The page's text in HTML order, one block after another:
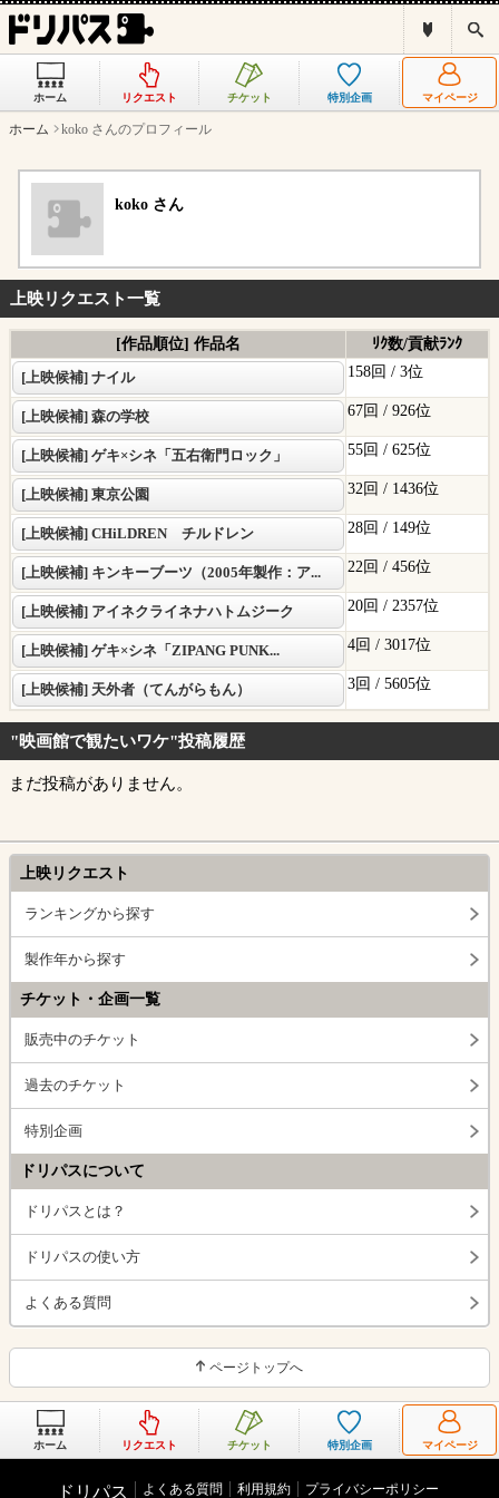
リ
ス
と
索
ホーム リクエスト チケット 特別企画 マイページ
ホーム koko さんのプロフィール
koko さん
上映リクエスト一覧
[作品順位] 作品名
ﾘｸ数/貢献ﾗﾝｸ
[上映候補] ナイル
158回 / 3位
[上映候補] 森の学校 67回 / 926位
[上映候補] ゲキ×シネ「五右衛門ロック」 55回 / 625位
[上映候補] 東京公園 32回 / 1436位
[上映候補] CHiLDREN チルドレン 28回 / 149位
[上映候補] キンキーブーツ（2005年製作：ア... 22回 / 456位
[上映候補] アイネクライネナハトムジーク 20回 / 2357位
[上映候補] ゲキ×シネ「ZIPANG PUNK... 4回 / 3017位
[上映候補] 天外者（てんがらもん） 3回 / 5605位
"映画館で観たいワケ"投稿履歴
まだ投稿がありません。
上映リクエスト
ランキングから探す
製作年から探す
チケット・企画一覧
販売中のチケット
過去のチケット
特別企画
ドリパスについて
ドリパスとは？
ドリパスの使い方
よくある質問
ページトップへ
ホーム リクエスト チケット 特別企画 マイページ
ドリパス よくある質問 利用規約 プライバシーポリシー